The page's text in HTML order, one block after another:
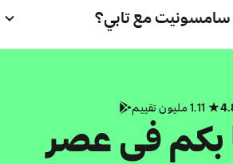
سامسونيت مع تابي؟
بكم في عصر